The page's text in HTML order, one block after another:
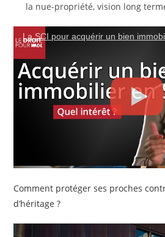
la nue-propriété, vision long
La SCI pour acquérir un bien
Comment protéger ses proches
d’héritage ?